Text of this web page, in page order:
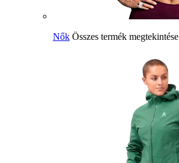
Nők Összes termék megtekintése